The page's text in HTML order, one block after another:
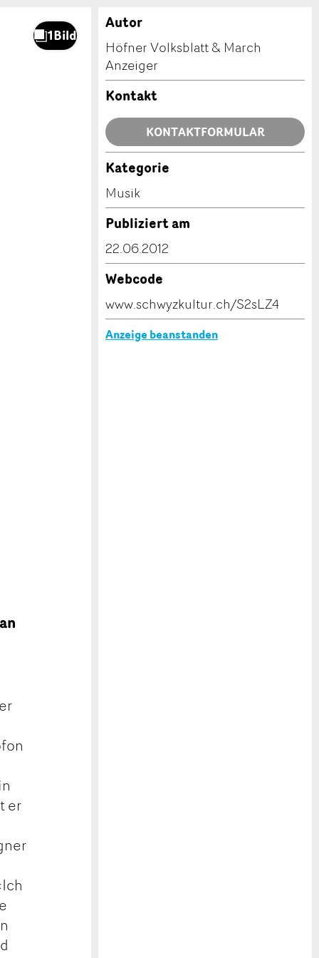
er
Autor
Höfner Volksblatt & March
Anzeiger
Kontakt
KONTAKTFORMULAR
Kategorie
Musik
Publiziert am
22.06.2012
Webcode
www.schwyzkultur.ch/S2sLZ4
Anzeige beanstanden